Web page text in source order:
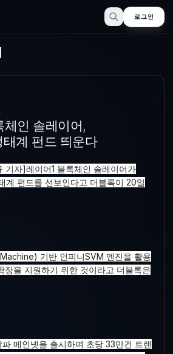
로그인
인 솔레이어,
계 펀드 띄운다
기자]레이어1 블록체인 솔레이어가
계 펀드를 선보인다고 더블록이 20일
기반 인피니SVM 엔진을 활용
장을 지원하기 위한 것이라고 더블록은
메인넷을 출시하며 초당 33만건 트랜